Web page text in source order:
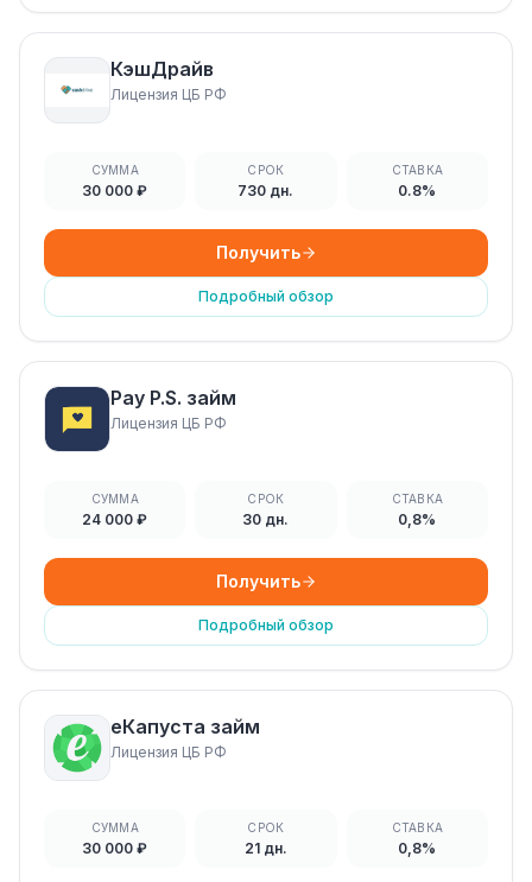
КэшДрайв
Лицензия ЦБ РФ
СУММА
30 000 ₽
СРОК
730 дн.
СТАВКА
0.8%
Получить
Подробный обзор
Pay P.S. займ
Лицензия ЦБ РФ
СУММА
24 000 ₽
СРОК
30 дн.
СТАВКА
0,8%
Получить
Подробный обзор
еКапуста займ
Лицензия ЦБ РФ
СУММА
30 000 ₽
СРОК
21 дн.
СТАВКА
0,8%